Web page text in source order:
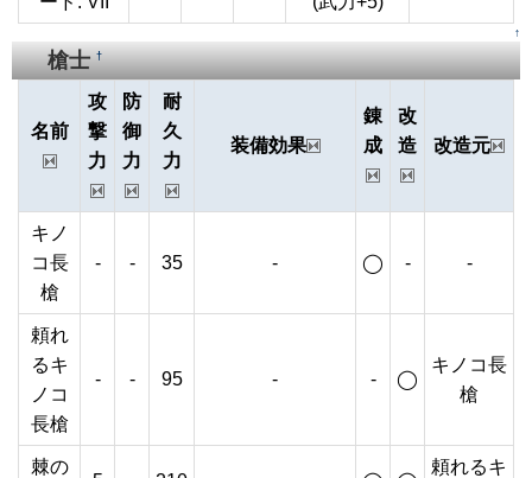
↑
槍士†
名前
攻
撃
力
防
御
力
耐
久
力
装備効果
錬
成
改
造
改造元
キノ
コ長
槍
- - 35 - ◯ - -
頼れ
るキ
ノコ
長槍
- - 95 - - ◯
キノコ長
槍
棘の
頼れるキ